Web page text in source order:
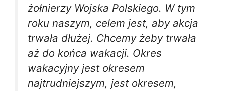
żołnierzy Wojska Polskiego. W tym
roku naszym, celem jest, aby akcja
trwała dłużej. Chcemy żeby trwała
aż do końca wakacji. Okres
wakacyjny jest okresem
najtrudniejszym, jest okresem,